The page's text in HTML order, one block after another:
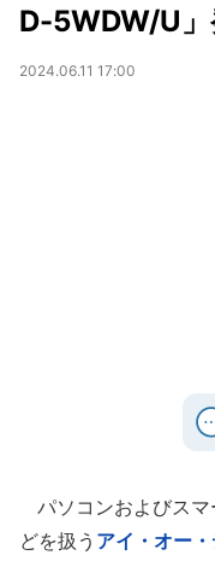
D-5WDW/U」
2024.06.11 17:00
パソコンおよびスマ
どを扱う アイ・オー